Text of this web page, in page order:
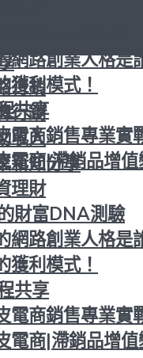
財富DNA測驗
網路創業人格是
獲利模式！
共享
電商銷售專業實
電商|滯銷品增
行銷
行銷
收入
新知分享
理財
財富DNA測驗
網路創業人格是
獲利模式！
共享
電商銷售專業實
電商|滯銷品增